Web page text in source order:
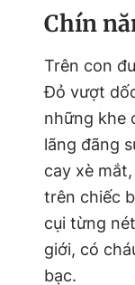
Chín
Trên con
Đỏ vượt
những khe
lãng đãng
cay xè
trên chiếc
cụi từng
giới, có
bạc.